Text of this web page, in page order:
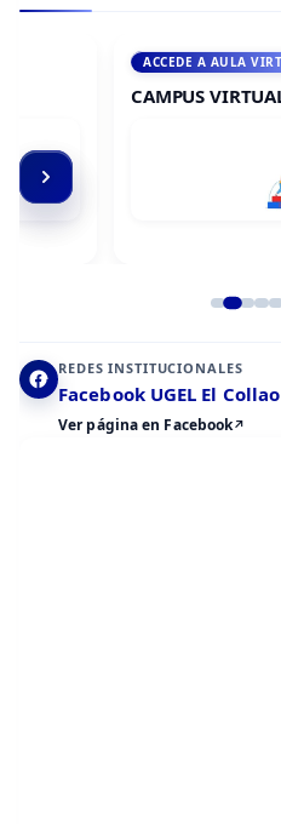
ACCEDE A AULA VIRTUAL
CAMPUS VIRTUAL
REDES INSTITUCIONALES
Facebook UGEL El Collao
Ver página en Facebook